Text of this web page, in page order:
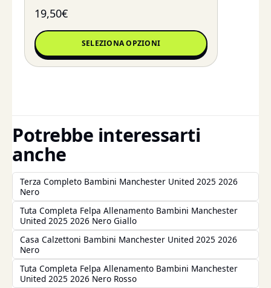
19,50€
SELEZIONA OPZIONI
Potrebbe interessarti
anche
Terza Completo Bambini Manchester United 2025 2026
Nero
Tuta Completa Felpa Allenamento Bambini Manchester
United 2025 2026 Nero Giallo
Casa Calzettoni Bambini Manchester United 2025 2026
Nero
Tuta Completa Felpa Allenamento Bambini Manchester
United 2025 2026 Nero Rosso